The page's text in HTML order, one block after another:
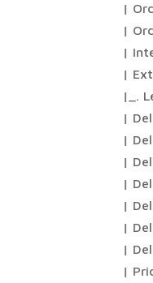
|
|
|
|
|_.
|
|
|
|
|
|
|
|